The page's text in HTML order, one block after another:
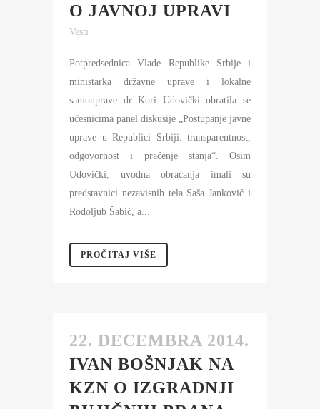
O JAVNOJ UPRAVI
Vesti
Potpredsednica Vlade Republike Srbije i
ministarka državne uprave i lokalne
samouprave dr Kori Udovički obratila se
učesnicima panel diskusije „Postupanje javne
uprave u Republici Srbiji: transparentnost,
odgovornost i praćenje stanja“. Osim
Udovički, uvodna obraćanja imali su
predstavnici nezavisnih tela Saša Janković i
Rodoljub Šabić, a...
PROČITAJ VIŠE
22. DECEMBRA 2014.
IVAN BOŠNJAK NA
KZN O IZGRADNJI